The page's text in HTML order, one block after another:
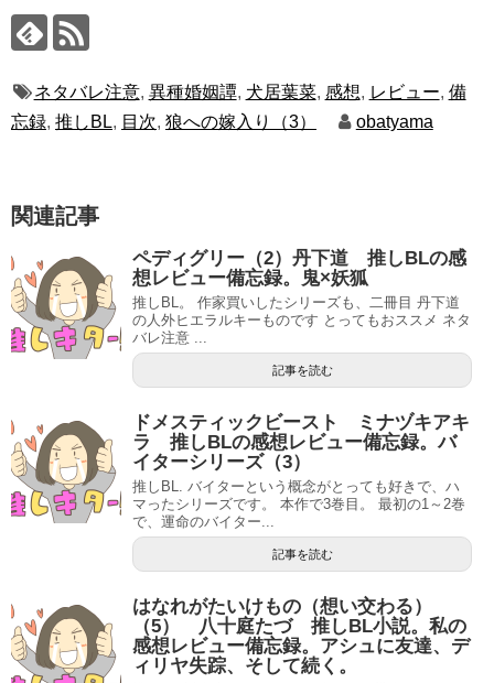
ネタバレ注意, 異種婚姻譚, 犬居葉菜, 感想, レビュー, 備
忘録, 推しBL, 目次, 狼への嫁入り（3） obatyama
関連記事
ペディグリー（2）丹下道 推しBLの感
想レビュー備忘録。鬼×妖狐
推しBL。 作家買いしたシリーズも、二冊目 丹下道
の人外ヒエラルキーものです とってもおススメ ネタ
バレ注意 ...
記事を読む
ドメスティックビースト ミナヅキアキ
ラ 推しBLの感想レビュー備忘録。バ
イターシリーズ（3）
推しBL. バイターという概念がとっても好きで、ハ
マったシリーズです。 本作で3巻目。 最初の1～2巻
で、運命のバイター...
記事を読む
はなれがたいけもの（想い交わる）
（5） 八十庭たづ 推しBL小説。私の
感想レビュー備忘録。アシュに友達、デ
ィリヤ失踪、そして続く。